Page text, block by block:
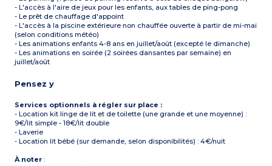
- L'accès à l'aire de jeux pour les enfants, aux tables de ping-pong
- Le prêt de chauffage d'appoint
- L'accès à la piscine extérieure non chauffée ouverte à partir de mi-mai
(selon conditions météo)
- Les animations enfants 4-8 ans en juillet/août (excepté le dimanche)
- Les animations en soirée (2 soirées dansantes par semaine) en
juillet/août
Pensez y
Services optionnels à régler sur place :
- Location kit linge de lit et de toilette (une grande et une moyenne) :
9€/lit simple - 18€/lit double
- Laverie
- Location lit bébé (sur demande, selon disponibilités) : 4€/nuit
À noter :